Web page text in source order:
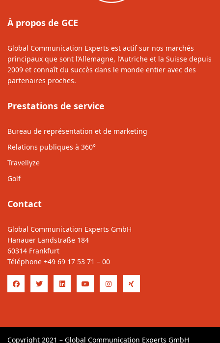
À propos de GCE
Global Communication Experts est actif sur nos marchés
principaux que sont l’Allemagne, l’Autriche et la Suisse depuis
2009 et connaît du succès dans le monde entier avec des
partenaires proches.
Prestations de service
Bureau de représentation et de marketing
Relations publiques à 360°
Travellyze
Golf
Contact
Global Communication Experts GmbH
Hanauer Landstraße 184
60314 Frankfurt
Téléphone +49 69 17 53 71 – 00
Copyright 2021 – Global Communication Experts GmbH